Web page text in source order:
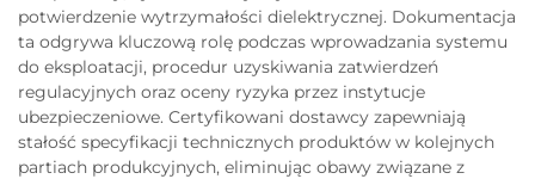
potwierdzenie wytrzymałości dielektrycznej. Dokumentacja
ta odgrywa kluczową rolę podczas wprowadzania systemu
do eksploatacji, procedur uzyskiwania zatwierdzeń
regulacyjnych oraz oceny ryzyka przez instytucje
ubezpieczeniowe. Certyfikowani dostawcy zapewniają
stałość specyfikacji technicznych produktów w kolejnych
partiach produkcyjnych, eliminując obawy związane z